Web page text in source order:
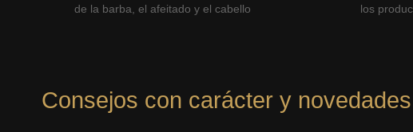
de la barba, el afeitado y el cabello
los
Consejos con carácter y